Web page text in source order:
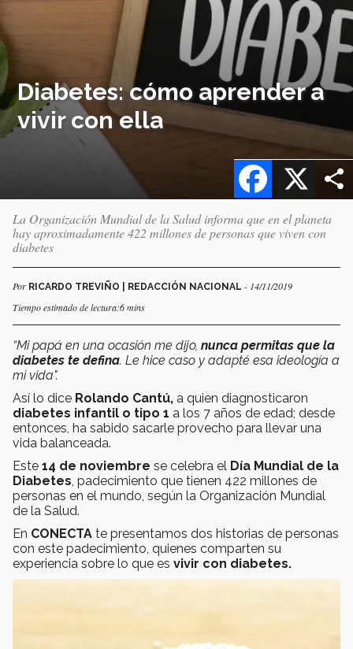
Diabetes: cómo aprender a
vivir con ella
X
Facebook
La Organización Mundial de la Salud informa que en el planeta
hay aproximadamente 422 millones de personas que viven con
diabetes
Por RICARDO TREVIÑO | REDACCIÓN NACIONAL - 14/11/2019
Tiempo estimado de lectura:6 mins
“Mi papá en una ocasión me dijo, nunca permitas que la
diabetes te defina. Le hice caso y adapté esa ideología a
mi vida".
Así lo dice Rolando Cantú, a quien diagnosticaron
diabetes infantil o tipo 1 a los 7 años de edad; desde
entonces, ha sabido sacarle provecho para llevar una
vida balanceada.
Este 14 de noviembre se celebra el Día Mundial de la
Diabetes , padecimiento que tienen 422 millones de
personas en el mundo, según la Organización Mundial
de la Salud.
En CONECTA te presentamos dos historias de personas
con este padecimiento, quienes comparten su
experiencia sobre lo que es vivir con diabetes.